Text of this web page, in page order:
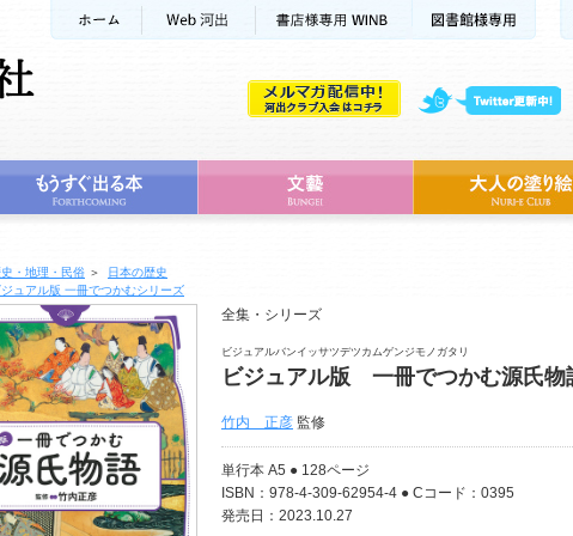
史・地理・民俗 ＞
日本の歴史
ジュアル版 一冊でつかむシリーズ
全集・シリーズ
ビジュアルバンイッサツデツカムゲンジモノガタリ
ビジュアル版 一冊でつかむ源氏物
竹内 正彦 監修
単行本 A5 ● 128ページ
ISBN：978-4-309-62954-4 ● Cコード：0395
発売日：2023.10.27